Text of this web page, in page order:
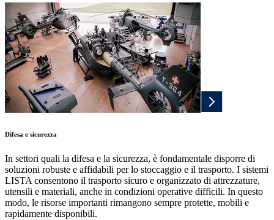
Difesa e sicurezza
In settori quali la difesa e la sicurezza, è fondamentale disporre di
soluzioni robuste e affidabili per lo stoccaggio e il trasporto. I sistemi
LISTA consentono il trasporto sicuro e organizzato di attrezzature,
utensili e materiali, anche in condizioni operative difficili. In questo
modo, le risorse importanti rimangono sempre protette, mobili e
rapidamente disponibili.